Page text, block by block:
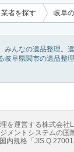
業者を探す 岐阜
みんなの遺品整理。
岐阜県関市の遺品整
る実家の片付け業者
ーム 地方創生 マ
グ 遺品整理 老後
を運営する株式会社
メントシステムの国
内規格「JIS Q